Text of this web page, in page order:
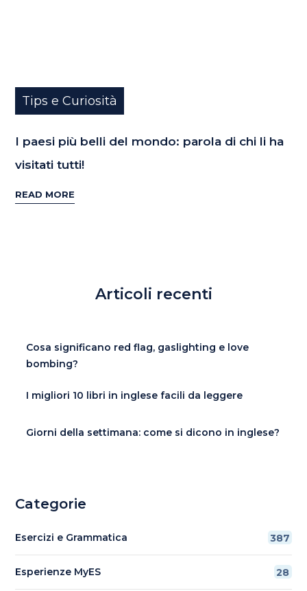
Tips e Curiosità
I paesi più belli del mondo: parola di chi li ha
visitati tutti!
READ MORE
Articoli recenti
Cosa significano red flag, gaslighting e love
bombing?
I migliori 10 libri in inglese facili da leggere
Giorni della settimana: come si dicono in inglese?
Categorie
Esercizi e Grammatica 387
Esperienze MyES 28